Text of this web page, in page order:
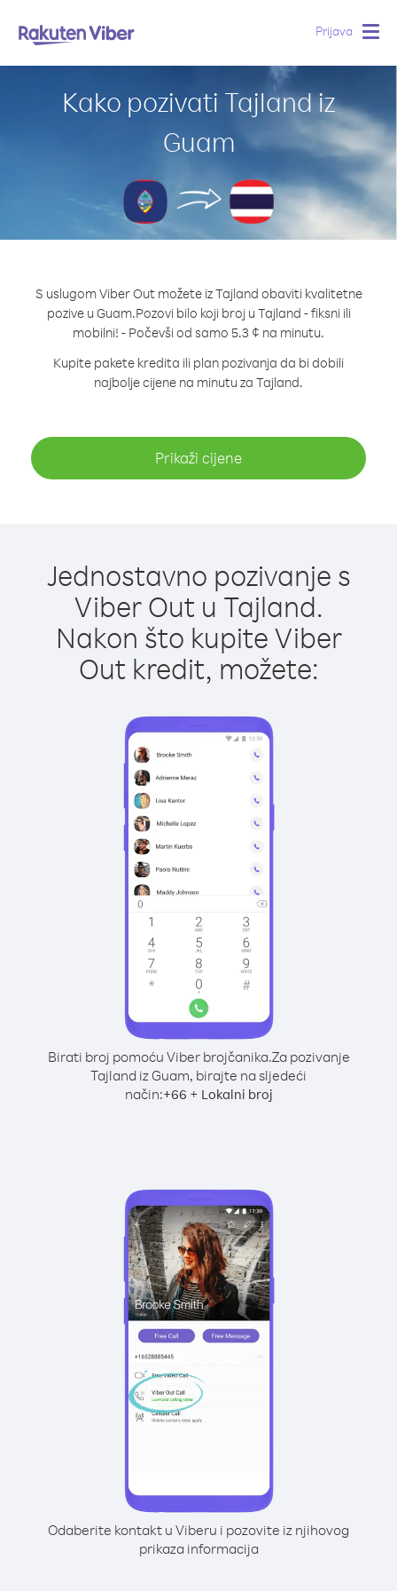
Prijava
Kako pozivati Tajland iz
Guam
S uslugom Viber Out možete iz Tajland obaviti kvalitetne
pozive u Guam.Pozovi bilo koji broj u Tajland - fiksni ili
mobilni! - Počevši od samo 5.3 ¢ na minutu.
Kupite pakete kredita ili plan pozivanja da bi dobili
najbolje cijene na minutu za Tajland.
Prikaži cijene
Jednostavno pozivanje s
Viber Out u Tajland.
Nakon što kupite Viber
Out kredit, možete:
Birati broj pomoću Viber brojčanika.Za pozivanje
Tajland iz Guam, birajte na sljedeći
način:+66 + Lokalni broj
Odaberite kontakt u Viberu i pozovite iz njihovog
prikaza informacija